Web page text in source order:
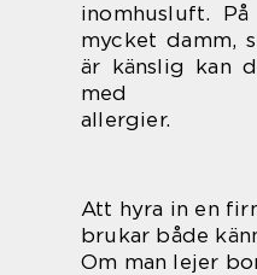
inomhusluft.
mycket damm,
är känslig kan
med
allergier.
Att hyra in en
brukar både
Om man lejer